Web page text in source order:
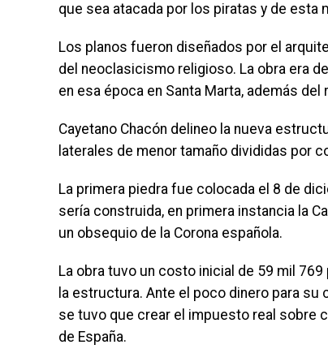
que sea atacada por los piratas y de esta
Los planos fueron diseñados por el
del neoclasicismo religioso. La obra era
en esa época en Santa Marta, además
Cayetano Chacón delineo la nueva
laterales de menor tamaño divididas por
La primera piedra fue colocada el 8 de
sería construida, en primera instancia la
un obsequio de la Corona española.
La obra tuvo un costo inicial de 59 mil
la estructura. Ante el poco dinero para su
se tuvo que crear el impuesto real sobre
de España.